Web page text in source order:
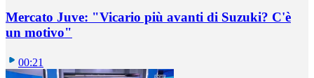
Mercato Juve: "Vicario più avanti di Suzuki? C'è
un motivo"
00:21